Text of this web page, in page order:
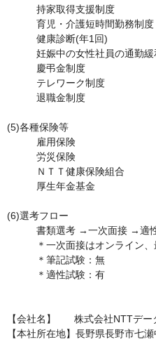
持家取得支援制度
育児・介護短時間勤務制度
健康診断(年1回)
妊娠中の女性社員の通勤緩
慶弔金制度
テレワーク制度
退職金制度
(5)各種保険等
雇用保険
労災保険
ＮＴＴ健康保険組合
厚生年金基金
(6)選考フロー
書類選考 →一次面接 →適性
＊一次面接はオンライン、最
＊筆記試験：無
＊適性試験：有
【会社名】	株式会社NTTデータ信越
【本社所在地】長野県長野市七